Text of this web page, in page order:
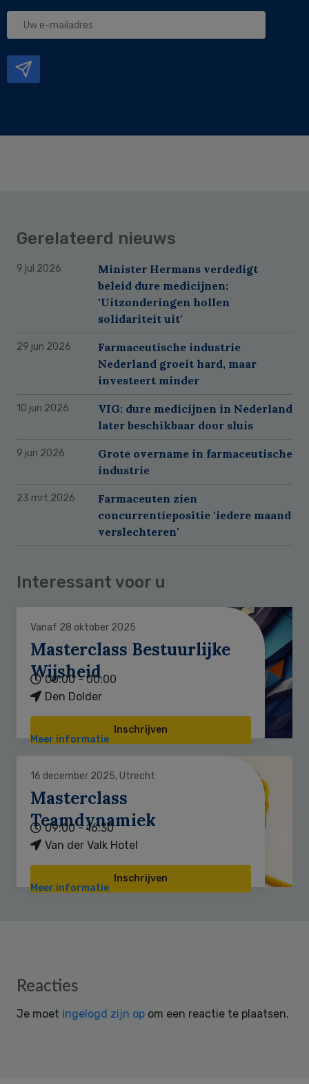
Uw
Gerelateerd nieuws
9 jul 2026
Minister Hermans verdedigt
beleid dure medicijnen:
'Uitzonderingen hollen
solidariteit uit'
29 jun 2026
Farmaceutische industrie
Nederland groeit hard, maar
investeert minder
10 jun 2026
VIG: dure medicijnen in Nederland
later beschikbaar door sluis
9 jun 2026
Grote overname in farmaceutische
industrie
23 mrt 2026
Farmaceuten zien
concurrentiepositie 'iedere maand
verslechteren'
Interessant voor u
Vanaf 28 oktober 2025
Masterclass Bestuurlijke
Wijsheid
00:00 - 00:00
Den Dolder
Inschrijven
Meer informatie
16 december 2025, Utrecht
Masterclass
Teamdynamiek
09:00 - 16:30
Van der Valk Hotel
Inschrijven
Meer informatie
Reader
Reacties
Je moet ingelogd zijn op om een reactie te plaatsen.